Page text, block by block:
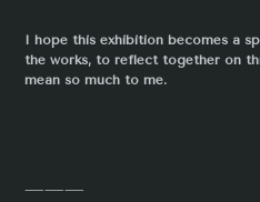
I hope this exhibition becomes a
the works, to reflect together on
mean so much to me.
———